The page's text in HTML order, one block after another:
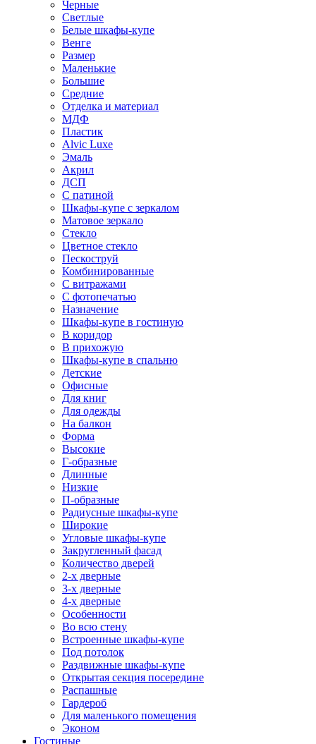
Черные
Светлые
Белые шкафы-купе
Венге
Размер
Маленькие
Большие
Средние
Отделка и материал
МДФ
Пластик
Alvic Luxe
Эмаль
Акрил
ДСП
С патиной
Шкафы-купе с зеркалом
Матовое зеркало
Стекло
Цветное стекло
Пескоструй
Комбинированные
С витражами
С фотопечатью
Назначение
Шкафы-купе в гостиную
В коридор
В прихожую
Шкафы-купе в спальню
Детские
Офисные
Для книг
Для одежды
На балкон
Форма
Высокие
Г-образные
Длинные
Низкие
П-образные
Радиусные шкафы-купе
Широкие
Угловые шкафы-купе
Закругленный фасад
Количество дверей
2-х дверные
3-х дверные
4-х дверные
Особенности
Во всю стену
Встроенные шкафы-купе
Под потолок
Раздвижные шкафы-купе
Открытая секция посередине
Распашные
Гардероб
Для маленького помещения
Эконом
Гостиные